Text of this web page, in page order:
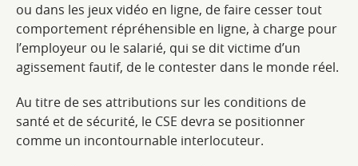
ou dans les jeux vidéo en ligne, de faire cesser tout
comportement répréhensible en ligne, à charge pour
l’employeur ou le salarié, qui se dit victime d’un
agissement fautif, de le contester dans le monde réel.
Au titre de ses attributions sur les conditions de
santé et de sécurité, le CSE devra se positionner
comme un incontournable interlocuteur.